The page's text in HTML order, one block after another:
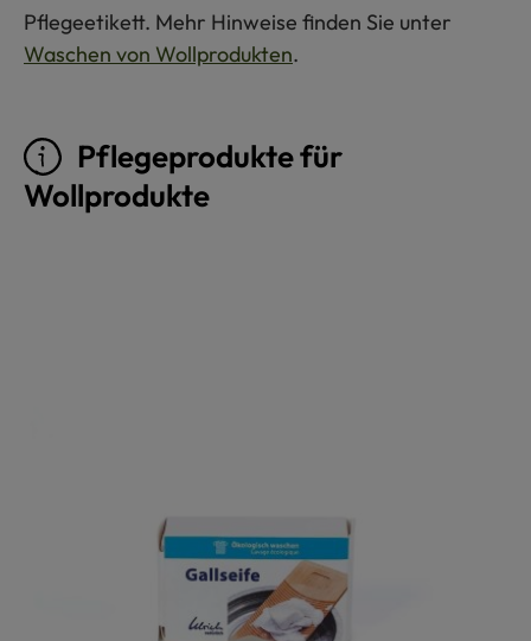
Pflegeetikett. Mehr Hinweise finden Sie unter
Waschen von Wollprodukten.
Pflegeprodukte für
Wollprodukte